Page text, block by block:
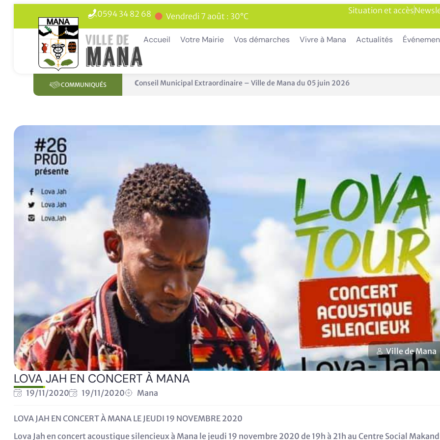
0594 34 82 68 Vendredi 7 août : 30°C
Situation et accès
Accueil Votre Mairie Vos démarches Vivre à Mana Actualités
COMMUNIQUÉS Conseil Municipal Extraordinaire – Ville de Mana du 05 juin 2026
Ville de Mana
LOVA JAH EN CONCERT À MANA
19/11/2020 19/11/2020 Mana
LOVA JAH EN CONCERT À MANA LE JEUDI 19 NOVEMBRE 2020
Lova Jah en concert acoustique silencieux à Mana le jeudi 19 novembre 2020 de 19h à 21h au Centre Social